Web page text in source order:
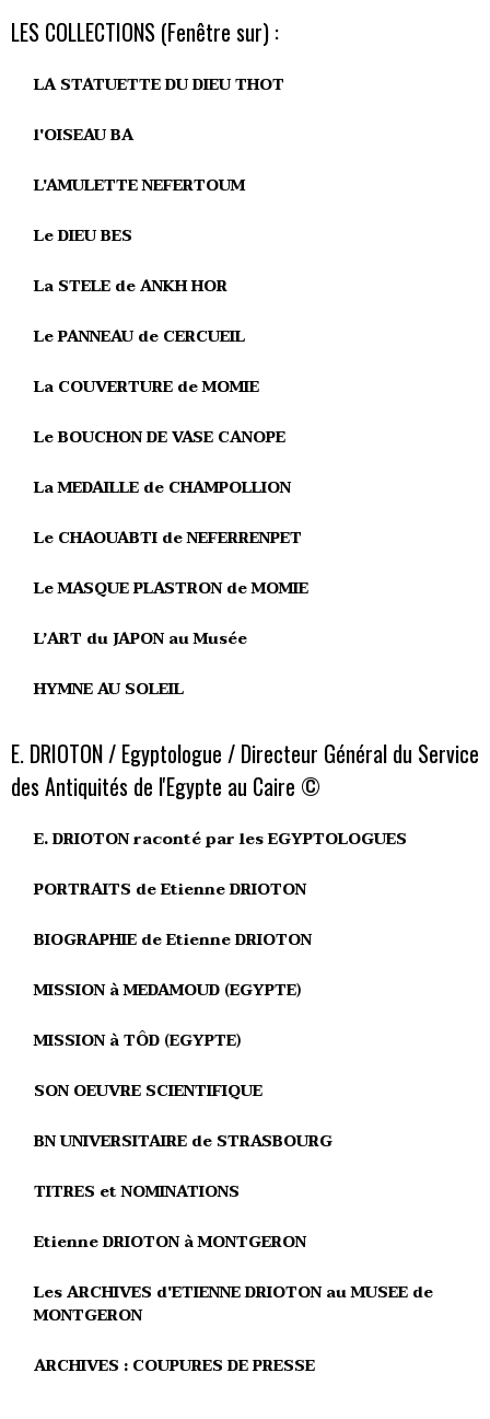
LES COLLECTIONS (Fenêtre sur) :
LA STATUETTE DU DIEU THOT
l'OISEAU BA
L'AMULETTE NEFERTOUM
Le DIEU BES
La STELE de ANKH HOR
Le PANNEAU de CERCUEIL
La COUVERTURE de MOMIE
Le BOUCHON DE VASE CANOPE
La MEDAILLE de CHAMPOLLION
Le CHAOUABTI de NEFERRENPET
Le MASQUE PLASTRON de MOMIE
L’ART du JAPON au Musée
HYMNE AU SOLEIL
E. DRIOTON / Egyptologue / Directeur Général du Service
des Antiquités de l'Egypte au Caire ©
E. DRIOTON raconté par les EGYPTOLOGUES
PORTRAITS de Etienne DRIOTON
BIOGRAPHIE de Etienne DRIOTON
MISSION à MEDAMOUD (EGYPTE)
MISSION à TÔD (EGYPTE)
SON OEUVRE SCIENTIFIQUE
BN UNIVERSITAIRE de STRASBOURG
TITRES et NOMINATIONS
Etienne DRIOTON à MONTGERON
Les ARCHIVES d'ETIENNE DRIOTON au MUSEE de
MONTGERON
ARCHIVES : COUPURES DE PRESSE